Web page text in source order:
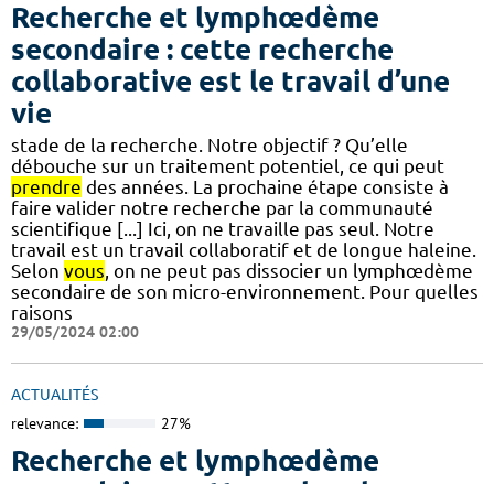
Recherche et lymphœdème
secondaire : cette recherche
collaborative est le travail d’une
vie
stade de la recherche. Notre objectif ? Qu’elle
débouche sur un traitement potentiel, ce qui peut
prendre des années. La prochaine étape consiste à
faire valider notre recherche par la communauté
scientifique [...] Ici, on ne travaille pas seul. Notre
travail est un travail collaboratif et de longue haleine.
Selon vous, on ne peut pas dissocier un lymphœdème
secondaire de son micro-environnement. Pour quelles
raisons
29/05/2024 02:00
ACTUALITÉS
relevance: 27%
Recherche et lymphœdème